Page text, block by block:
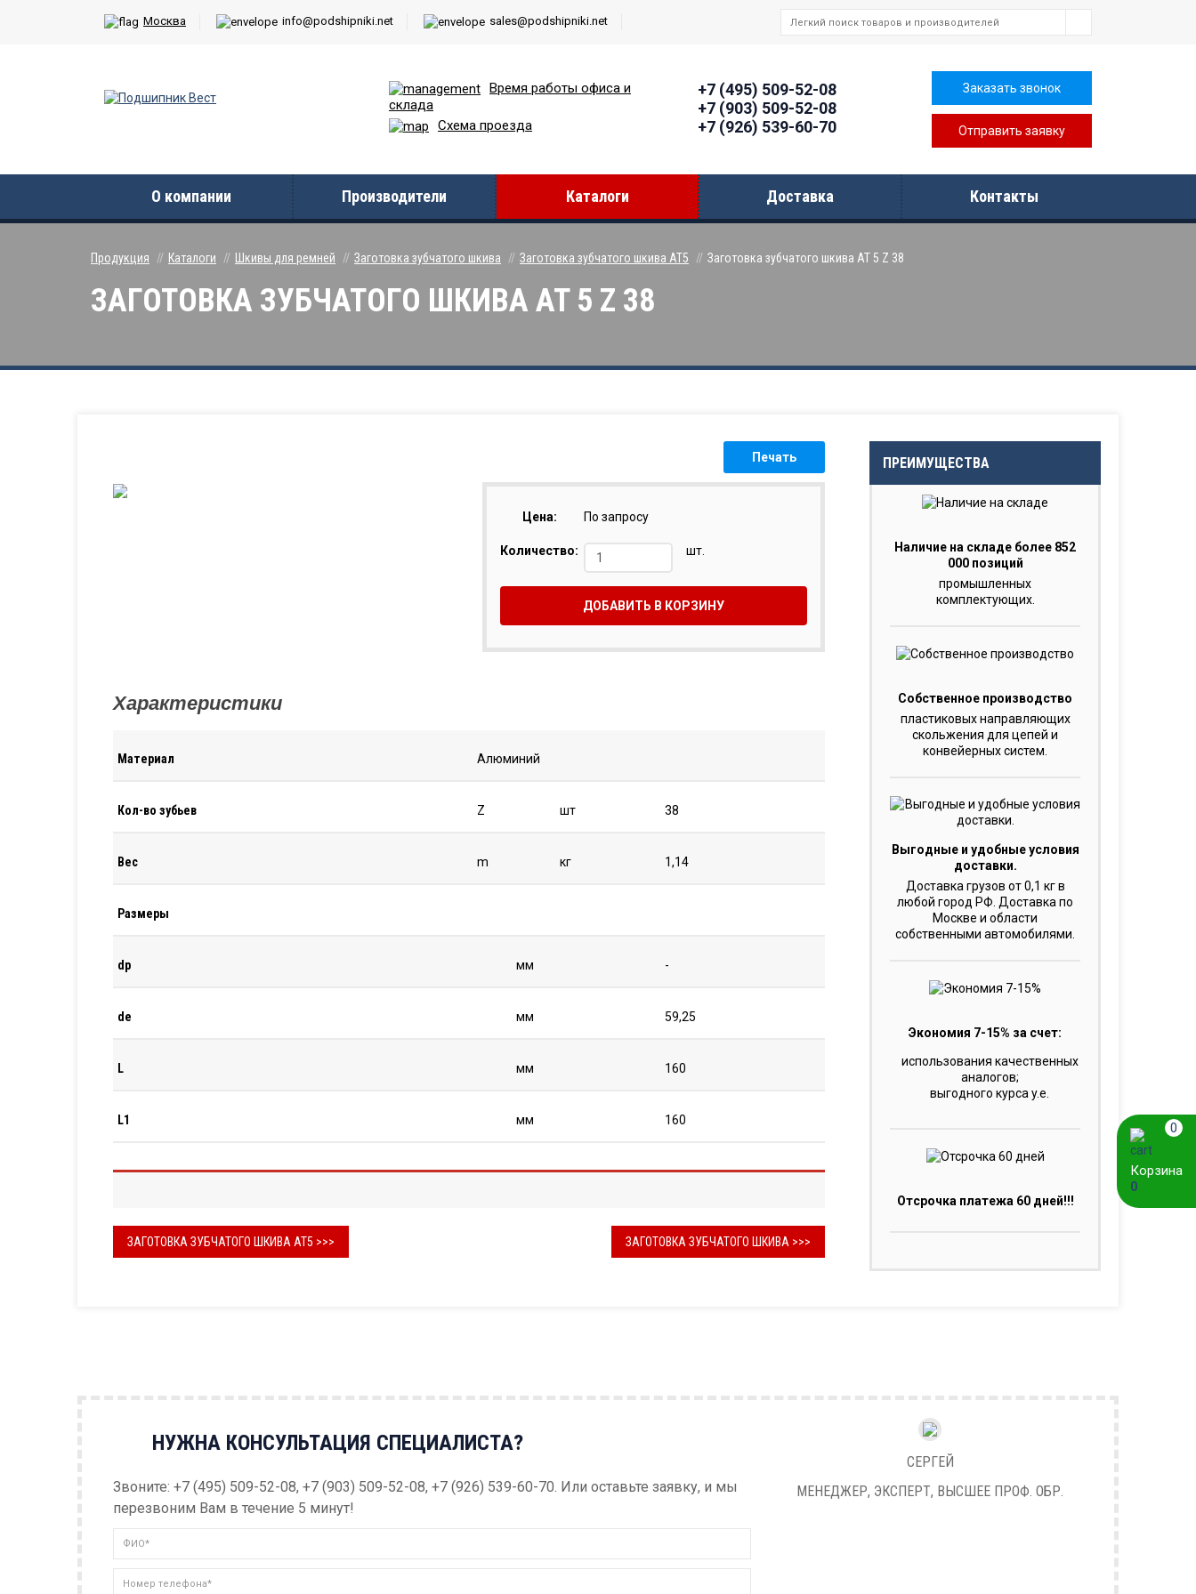
Москва info@podshipniki.net sales@podshipniki.net
Время работы офиcа и
склада
Схема проезда
+7 (495) 509-52-08
+7 (903) 509-52-08
+7 (926) 539-60-70
Заказать звонок
Отправить заявку
О компании Производители Каталоги Доставка Контакты
Продукция Каталоги Шкивы для ремней Заготовка зубчатого шкива Заготовка зубчатого шкива AT5 Заготовка зубчатого шкива AT 5 Z 38
ЗАГОТОВКА ЗУБЧАТОГО ШКИВА AT 5 Z 38
Печать
Цена: По запросу
Количество: шт.
ДОБАВИТЬ В КОРЗИНУ
Характеристики
Материал Алюминий
Кол-во зубьев Z шт 38
Вес m кг 1,14
Размеры
dp мм -
de мм 59,25
L мм 160
L1 мм 160
ЗАГОТОВКА ЗУБЧАТОГО ШКИВА AT5 >>> ЗАГОТОВКА ЗУБЧАТОГО ШКИВА >>>
ПРЕИМУЩЕСТВА
Наличие на складе более 852
000 позиций
промышленных
комплектующих.
Собственное производство
пластиковых направляющих
скольжения для цепей и
конвейерных систем.
Выгодные и удобные условия
доставки.
Доставка грузов от 0,1 кг в
любой город РФ. Доставка по
Москве и области
собственными автомобилями.
Экономия 7-15% за счет:
использования качественных
аналогов;
выгодного курса y.e.
Отсрочка платежа 60 дней!!!
НУЖНА КОНСУЛЬТАЦИЯ СПЕЦИАЛИСТА?
Звоните: +7 (495) 509-52-08, +7 (903) 509-52-08, +7 (926) 539-60-70. Или оставьте заявку, и мы
перезвоним Вам в течение 5 минут!
СЕРГЕЙ
МЕНЕДЖЕР, ЭКСПЕРТ, ВЫСШЕЕ ПРОФ. ОБР.
Корзина
0
0